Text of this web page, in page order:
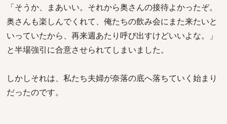
「そうか、まあいい。それから奥さんの接待よかったぞ。
奥さんも楽しんでくれて、俺たちの飲み会にまた来たいと
いっていたから、再来週あたり呼び出すけどいいよな。」
と半場強引に合意させられてしまいました。
しかしそれは、私たち夫婦が奈落の底へ落ちていく始まり
だったのです。